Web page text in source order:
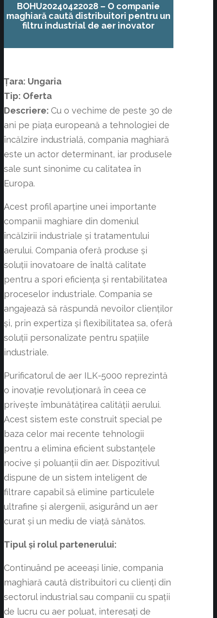
BOHU20240422028 – O companie
maghiară caută distribuitori pentru un
filtru industrial de aer inovator
Țara: Ungaria
Tip: Oferta
Descriere: Cu o vechime de peste 30 de
ani pe piața europeană a tehnologiei de
încălzire industrială, compania maghiară
este un actor determinant, iar produsele
sale sunt sinonime cu calitatea în
Europa.
Acest profil aparține unei importante
companii maghiare din domeniul
încălzirii industriale și tratamentului
aerului. Compania oferă produse și
soluții inovatoare de înaltă calitate
pentru a spori eficiența și rentabilitatea
proceselor industriale. Compania se
angajează să răspundă nevoilor clienților
și, prin expertiza și flexibilitatea sa, oferă
soluții personalizate pentru spațiile
industriale.
Purificatorul de aer ILK-5000 reprezintă
o inovație revoluționară în ceea ce
privește îmbunătățirea calității aerului.
Acest sistem este construit special pe
baza celor mai recente tehnologii
pentru a elimina eficient substanțele
nocive și poluanții din aer. Dispozitivul
dispune de un sistem inteligent de
filtrare capabil să elimine particulele
ultrafine și alergenii, asigurând un aer
curat și un mediu de viață sănătos.
Tipul și rolul partenerului:
Continuând pe aceeași linie, compania
maghiară caută distribuitori cu clienți din
sectorul industrial sau companii cu spații
de lucru cu aer poluat, interesați de